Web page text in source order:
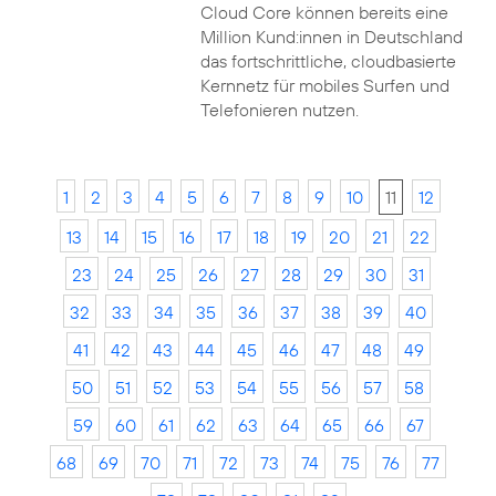
Cloud Core können bereits eine
Million Kund:innen in Deutschland
das fortschrittliche, cloudbasierte
Kernnetz für mobiles Surfen und
Telefonieren nutzen.
1 2 3 4 5 6 7 8 9 10 11
12
13
14 15 16 17 18 19 20 21
22
23
24 25 26 27 28 29 30
31
32
33 34 35 36 37 38 39
40
41
42 43 44 45 46 47 48
49
50
51 52 53 54 55 56 57
58
59
60 61 62 63 64 65 66
67
68
69 70 71 72 73 74 75 76
77